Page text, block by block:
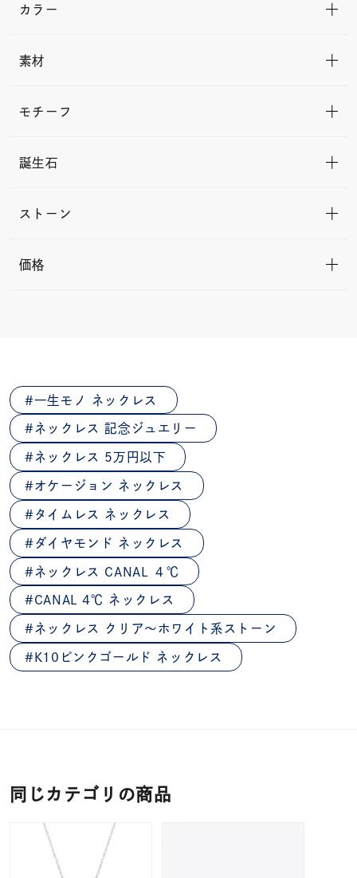
カラー
素材
モチーフ
誕生石
ストーン
価格
一生モノ ネックレス
ネックレス 記念ジュエリー
ネックレス 5万円以下
オケージョン ネックレス
タイムレス ネックレス
ダイヤモンド ネックレス
ネックレス CANAL ４℃
CANAL 4℃ ネックレス
ネックレス クリア～ホワイト系ストーン
K10ピンクゴールド ネックレス
同じカテゴリの商品